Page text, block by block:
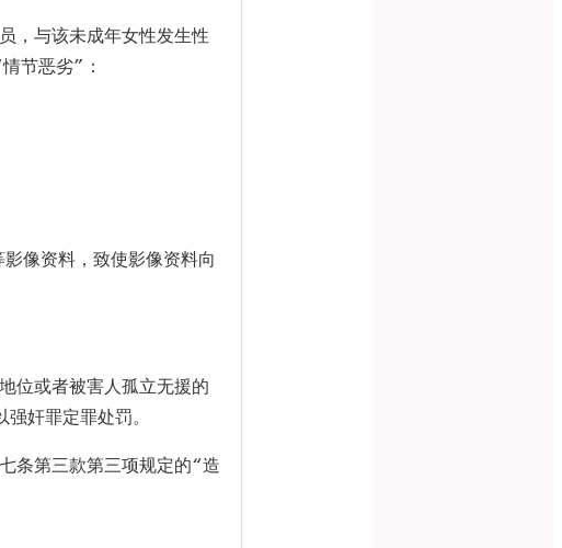
，与该未成年女性发生性
情节恶劣” ：
像资料，致使影像资料向
位或者被害人孤立无援的
奸罪定罪处罚。
条第三款第三项规定的“造